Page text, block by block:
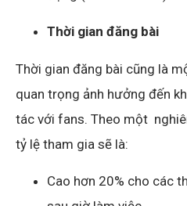
Thời gian đăng bài
Thời gian đăng bài cũng là
quan trọng ảnh hưởng đến
tác với fans. Theo một
tỷ lệ tham gia sẽ là:
Cao hơn 20% cho các